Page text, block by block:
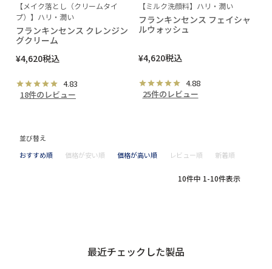
【メイク落とし（クリームタイ
プ）】ハリ・潤い
フランキンセンス クレンジン
グクリーム
¥4,620税込
4.83
18件のレビュー
【ミルク洗顔料】ハリ・潤い
フランキンセンス フェイシャ
ルウォッシュ
¥4,620税込
4.88
25件のレビュー
並び替え
おすすめ順
価格が安い順 価格が高い順 レビュー順 新着順
10件中 1-10件表示
最近チェックした製品